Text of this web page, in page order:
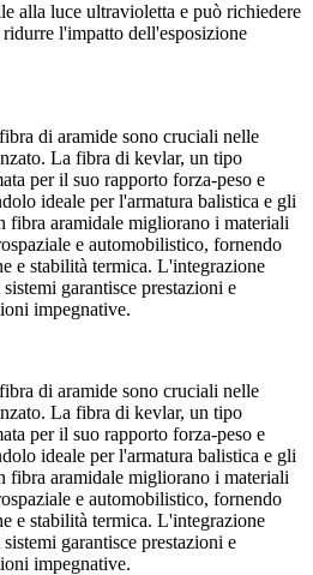
alla luce ultravioletta e può richiedere
l'impatto dell'esposizione
di aramide sono cruciali nelle
La fibra di kevlar, un tipo
per il suo rapporto forza-peso e
ideale per l'armatura balistica e gli
aramidale migliorano i materiali
e automobilistico, fornendo
e stabilità termica. L'integrazione
garantisce prestazioni e
impegnative.
di aramide sono cruciali nelle
La fibra di kevlar, un tipo
per il suo rapporto forza-peso e
ideale per l'armatura balistica e gli
aramidale migliorano i materiali
e automobilistico, fornendo
e stabilità termica. L'integrazione
garantisce prestazioni e
impegnative.